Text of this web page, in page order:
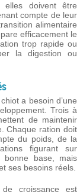
doivent être
compte de leur
alimentaire
efficacement le
trop rapide ou
la digestion ou
a besoin d’une
Trois à
de maintenir
Chaque ration doit
du poids, de la
figurant sur
bonne base, mais
ses besoins réels.
croissance est